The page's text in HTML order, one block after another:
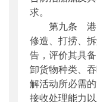
求。
第九条 港口
修造、打捞、
告，评价其具
卸货物种类、
解活动所必需
接收处理能力